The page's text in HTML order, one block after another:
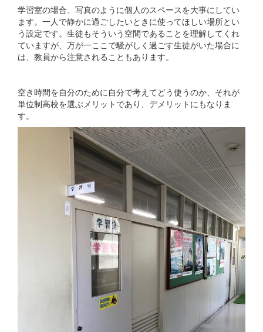
学習室の場合、写真のように個人のスペースを大事にしてい
ます。一人で静かに過ごしたいときに使ってほしい場所とい
う設定です。生徒もそういう空間であることを理解してくれ
ていますが、万が一ここで騒がしく過ごす生徒がいた場合に
は、教員から注意されることもあります。
空き時間を自分のために自分で考えてどう使うのか、それが
単位制高校を選ぶメリットであり、デメリットにもなりま
す。